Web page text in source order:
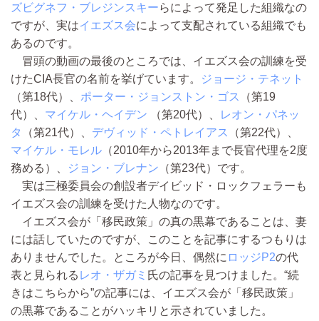
ズビグネフ・ブレジンスキーらによって発足した組織なの
ですが、実はイエズス会によって支配されている組織でも
あるのです。
冒頭の動画の最後のところでは、イエズス会の訓練を受
けたCIA長官の名前を挙げています。
ジョージ・テネット
（第18代）、 ポーター・ジョンストン・ゴス
（第19
代）、 マイケル・ヘイデン （第20代）、
レオン・パネッ
タ
（第21代）、 デヴィッド・ペトレイアス
（第22代）、
マイケル・モレル （2010年から2013年まで長官代理を2度
務める）、
ジョン・ブレナン （第23代）です。
実は三極委員会の創設者デイビッド・ロックフェラーも
イエズス会の訓練を受けた人物なのです。
イエズス会が「移民政策」の真の黒幕であることは、妻
には話していたのですが、このことを記事にするつもりは
ありませんでした。ところが今日、偶然に ロッジP2の代
表と見られる レオ・ザガミ 氏の記事を見つけました。“続
きはこちらから”の記事には、イエズス会が「移民政策」
の黒幕であることがハッキリと示されていました。